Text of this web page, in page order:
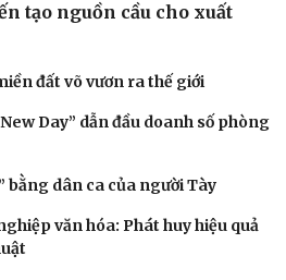
tạo nguồn cầu cho xuất
đất võ vươn ra thế giới
Day” dẫn đầu doanh số phòng
bằng dân ca của người Tày
văn hóa: Phát huy hiệu quả